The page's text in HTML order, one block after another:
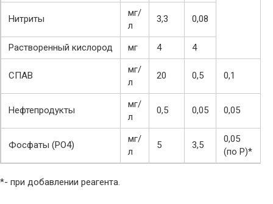
Нитриты
мг/
л
3,3 0,08
Растворенный кислород мг 4 4
СПАВ
мг/
л
20 0,5 0,1
Нефтепродукты
мг/
л
0,5 0,05 0,05
Фосфаты (РО4)
мг/
л
5 3,5
0,05
(по Р)*
*- при добавлении реагента.